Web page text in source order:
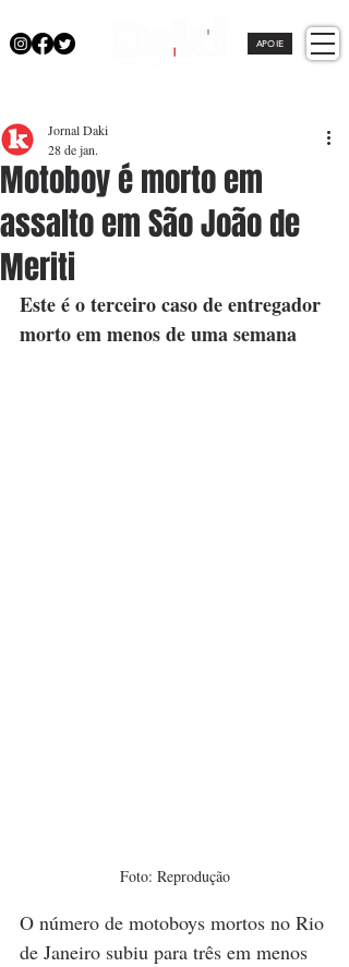
APOIE
Motoboy é morto em
assalto em São João de
Meriti
Jornal Daki
28 de jan.
Este é o terceiro caso de entregador
morto em menos de uma semana
Foto: Reprodução
O número de motoboys mortos no Rio
de Janeiro subiu para três em menos